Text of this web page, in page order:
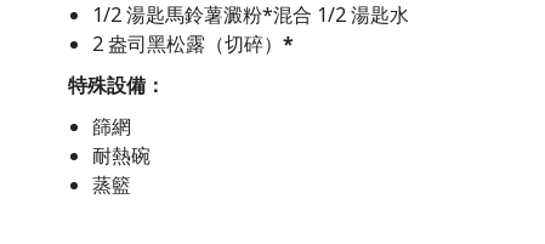
1/2 湯匙馬鈴薯澱粉*混合 1/2 湯匙水
2 盎司黑松露（切碎） *
特殊設備：
篩網
耐熱碗
蒸籃